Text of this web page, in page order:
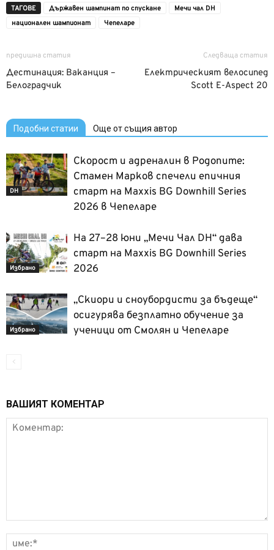
ТАГОВЕ Държавен шампинат по спускане
Мечи чал DH
национален шампионат
Чепеларе
предишна статия
Дестинация: Ваканция –
Белоградчик
Следваща статия
Електрическият велосипед
Scott E-Aspect 20
Подобни статии Още от същия автор
DH
Скорост и адреналин в Родопите:
Стамен Марков спечели епичния
старт на Maxxis BG Downhill Series
2026 в Чепеларе
Избрано
На 27–28 юни „Мечи Чал DH“ дава
старт на Maxxis BG Downhill Series
2026
Избрано
„Скиори и сноубордисти за бъдеще“
осигурява безплатно обучение за
ученици от Смолян и Чепеларе
ВАШИЯТ КОМЕНТАР